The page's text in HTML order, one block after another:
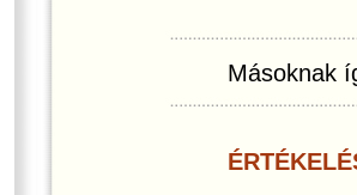
Másoknak